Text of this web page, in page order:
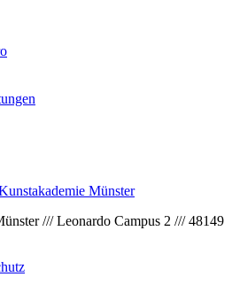
Münster
/// Leonardo Campus 2 /// 48149